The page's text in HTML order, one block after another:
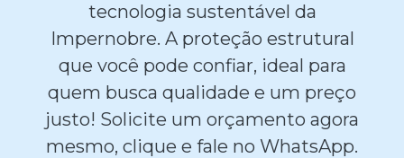
tecnologia sustentável da
Impernobre. A proteção estrutural
que você pode confiar, ideal para
quem busca qualidade e um preço
justo! Solicite um orçamento agora
mesmo, clique e fale no WhatsApp.